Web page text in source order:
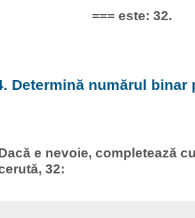
=== este: 32.
Determină numărul
e nevoie, completează
32: